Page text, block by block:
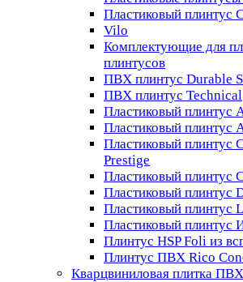
Пластиковый плинтус
Vilo
Комплектующие для
плинтусов
ПВХ плинтус Durable
ПВХ плинтус Technical
Пластиковый плинтус
Пластиковый плинтус
Пластиковый плинтус
Prestige
Пластиковый плинтус
Пластиковый плинтус
Пластиковый плинтус
Пластиковый плинтус
Плинтус HSP Foli из
Плинтус ПВХ Rico
Кварцвиниловая плитка ПВХ